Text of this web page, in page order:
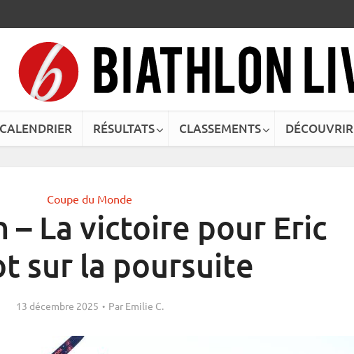
CALENDRIER RÉSULTATS CLASSEMENTS DÉCOUVRIR
Coupe du Monde
– La victoire pour Eric
sur la poursuite
13 décembre 2025 Par Emilie C.